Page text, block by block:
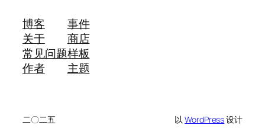
博客
关于
常见问题
作者
事件
商店
样板
主题
二〇二五 以WordPress设计